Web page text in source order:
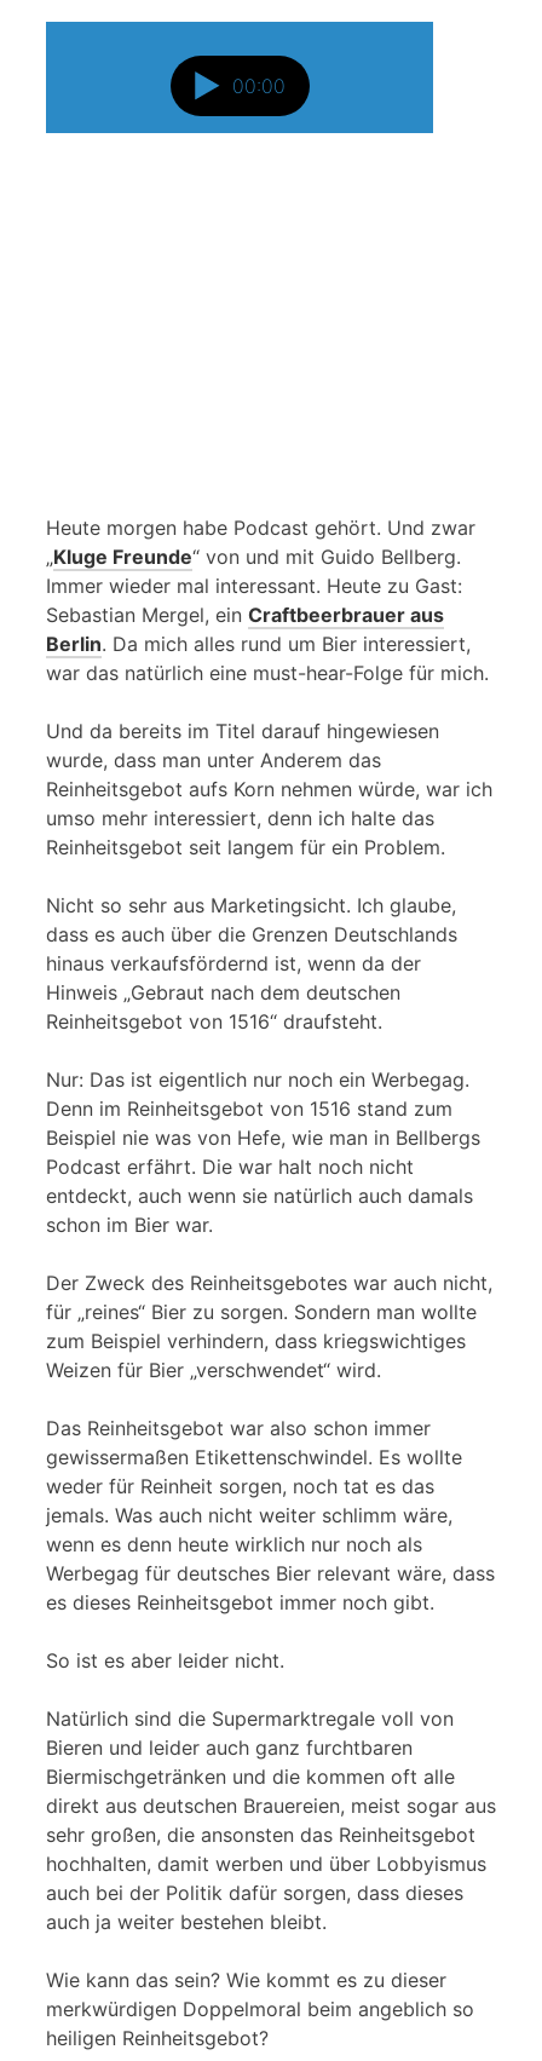
Heute morgen habe Podcast gehört. Und zwar
„Kluge Freunde“ von und mit Guido Bellberg.
Immer wieder mal interessant. Heute zu Gast:
Sebastian Mergel, ein Craftbeerbrauer aus
Berlin. Da mich alles rund um Bier interessiert,
war das natürlich eine must-hear-Folge für mich.
Und da bereits im Titel darauf hingewiesen
wurde, dass man unter Anderem das
Reinheitsgebot aufs Korn nehmen würde, war ich
umso mehr interessiert, denn ich halte das
Reinheitsgebot seit langem für ein Problem.
Nicht so sehr aus Marketingsicht. Ich glaube,
dass es auch über die Grenzen Deutschlands
hinaus verkaufsfördernd ist, wenn da der
Hinweis „Gebraut nach dem deutschen
Reinheitsgebot von 1516“ draufsteht.
Nur: Das ist eigentlich nur noch ein Werbegag.
Denn im Reinheitsgebot von 1516 stand zum
Beispiel nie was von Hefe, wie man in Bellbergs
Podcast erfährt. Die war halt noch nicht
entdeckt, auch wenn sie natürlich auch damals
schon im Bier war.
Der Zweck des Reinheitsgebotes war auch nicht,
für „reines“ Bier zu sorgen. Sondern man wollte
zum Beispiel verhindern, dass kriegswichtiges
Weizen für Bier „verschwendet“ wird.
Das Reinheitsgebot war also schon immer
gewissermaßen Etikettenschwindel. Es wollte
weder für Reinheit sorgen, noch tat es das
jemals. Was auch nicht weiter schlimm wäre,
wenn es denn heute wirklich nur noch als
Werbegag für deutsches Bier relevant wäre, dass
es dieses Reinheitsgebot immer noch gibt.
So ist es aber leider nicht.
Natürlich sind die Supermarktregale voll von
Bieren und leider auch ganz furchtbaren
Biermischgetränken und die kommen oft alle
direkt aus deutschen Brauereien, meist sogar aus
sehr großen, die ansonsten das Reinheitsgebot
hochhalten, damit werben und über Lobbyismus
auch bei der Politik dafür sorgen, dass dieses
auch ja weiter bestehen bleibt.
Wie kann das sein? Wie kommt es zu dieser
merkwürdigen Doppelmoral beim angeblich so
heiligen Reinheitsgebot?